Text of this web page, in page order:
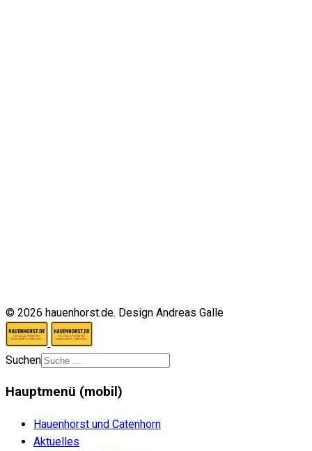
© 2026 hauenhorst.de. Design Andreas Galle
Suchen
Hauptmenü (mobil)
Hauenhorst und Catenhorn
Aktuelles